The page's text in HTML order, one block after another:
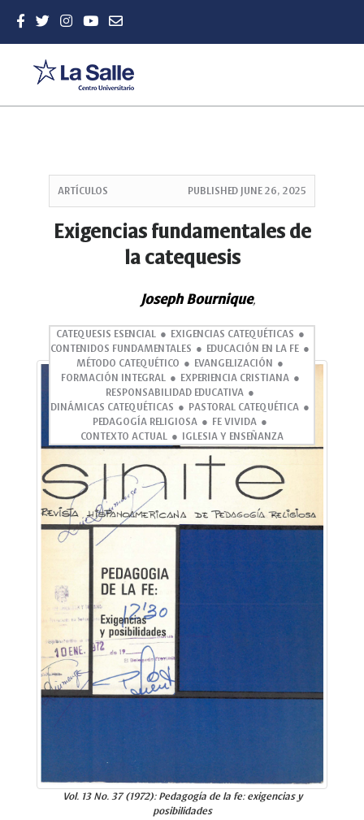
Sidebar
ARTÍCULOS PUBLISHED JUNE 26, 2025
Exigencias fundamentales de
la catequesis
Joseph Bournique,
CATEQUESIS ESENCIAL
EXIGENCIAS CATEQUÉTICAS
CONTENIDOS FUNDAMENTALES
EDUCACIÓN EN LA FE
MÉTODO CATEQUÉTICO
EVANGELIZACIÓN
FORMACIÓN INTEGRAL
EXPERIENCIA CRISTIANA
RESPONSABILIDAD EDUCATIVA
DINÁMICAS CATEQUÉTICAS
PASTORAL CATEQUÉTICA
PEDAGOGÍA RELIGIOSA
FE VIVIDA
CONTEXTO ACTUAL
IGLESIA Y ENSEÑANZA
Vol. 13 No. 37 (1972): Pedagogía de la fe: exigencias y
posibilidades